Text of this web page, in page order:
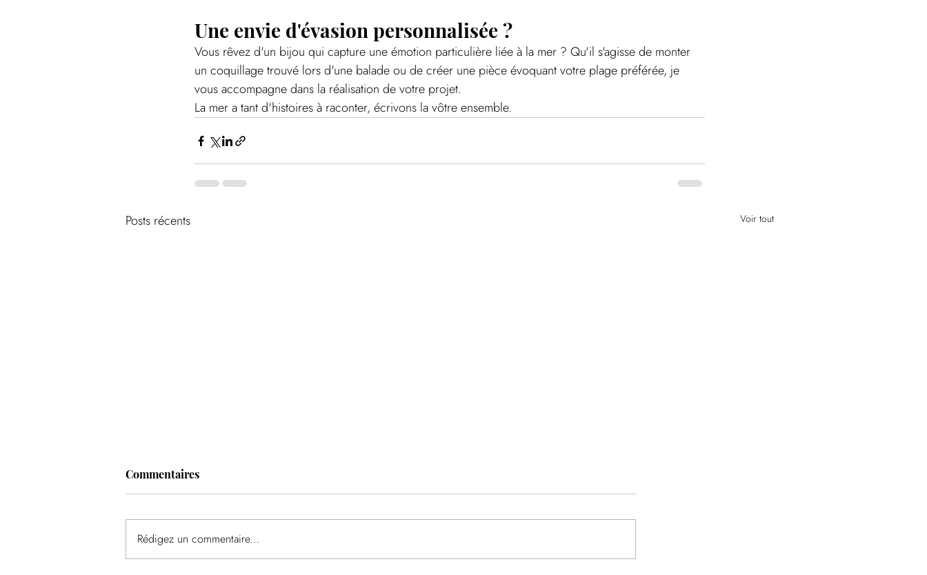
Une envie d'évasion personnalisée ?
Vous rêvez d'un bijou qui capture une émotion particulière liée à la mer ? Qu'il s'agisse de monter
un coquillage trouvé lors d'une balade ou de créer une pièce évoquant votre plage préférée, je
vous accompagne dans la réalisation de votre projet.
La mer a tant d'histoires à raconter, écrivons la vôtre ensemble.
Posts récents Voir tout
Commentaires
Rédigez un commentaire...